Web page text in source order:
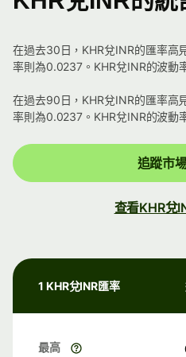
在過去30日，KHR兌INR的匯率
率則為0.0237。KHR兌INR的波動
在過去90日，KHR兌INR的匯率
率則為0.0237。KHR兌INR的波動
追蹤市
查看KHR兌
1 KHR兌INR匯率
最高